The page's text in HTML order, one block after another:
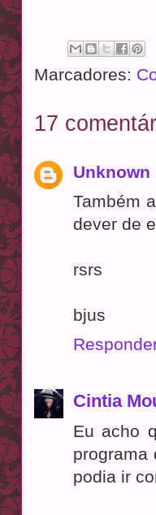
Marcadores:
17
Unknown
Também
dever de
rsrs
bjus
Cintia
Eu acho
programa
podia ir